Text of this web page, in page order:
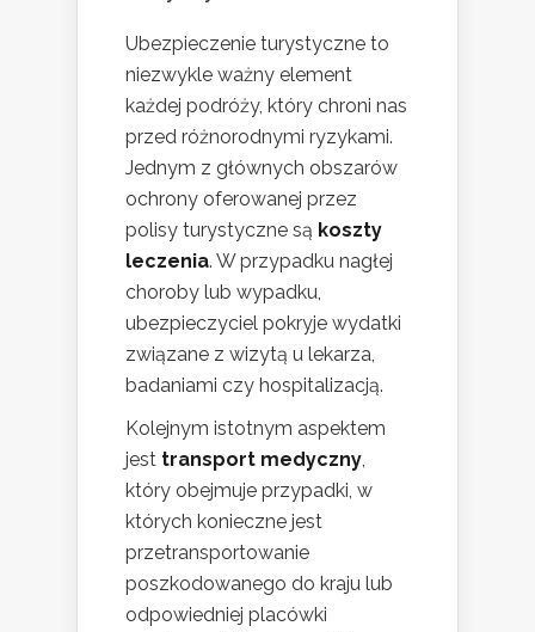
Ubezpieczenie turystyczne to
niezwykle ważny element
każdej podróży, który chroni nas
przed różnorodnymi ryzykami.
Jednym z głównych obszarów
ochrony oferowanej przez
polisy turystyczne są koszty
leczenia. W przypadku nagłej
choroby lub wypadku,
ubezpieczyciel pokryje wydatki
związane z wizytą u lekarza,
badaniami czy hospitalizacją.
Kolejnym istotnym aspektem
jest transport medyczny
który obejmuje przypadki, w
których konieczne jest
przetransportowanie
poszkodowanego do kraju lub
odpowiedniej placówki